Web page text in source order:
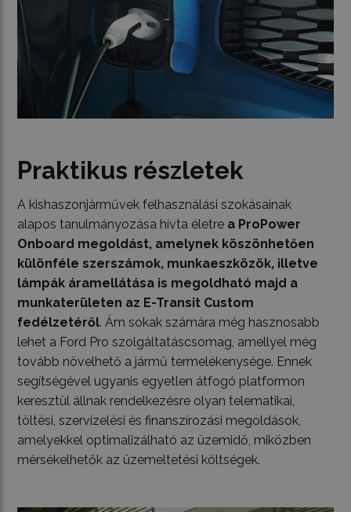
Praktikus részletek
A kishaszonjárművek felhasználási szokásainak
alapos tanulmányozása hívta életre a ProPower
Onboard megoldást, amelynek köszönhetően
különféle szerszámok, munkaeszközök, illetve
lámpák áramellátása is megoldható majd a
munkaterületen az E-Transit Custom
fedélzetéről. Ám sokak számára még hasznosabb
lehet a Ford Pro szolgáltatáscsomag, amellyel még
tovább növelhető a jármű termelékenysége. Ennek
segítségével ugyanis egyetlen átfogó platformon
keresztül állnak rendelkezésre olyan telematikai,
töltési, szervizelési és finanszírozási megoldások,
amelyekkel optimalizálható az üzemidő, miközben
mérsékelhetők az üzemeltetési költségek.